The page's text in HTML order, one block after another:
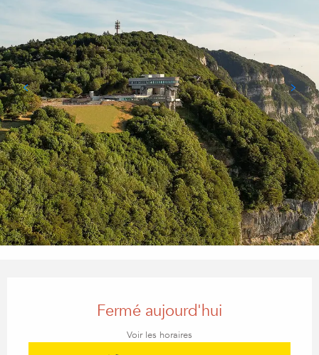
Fermé aujourd'hui
Voir les horaires